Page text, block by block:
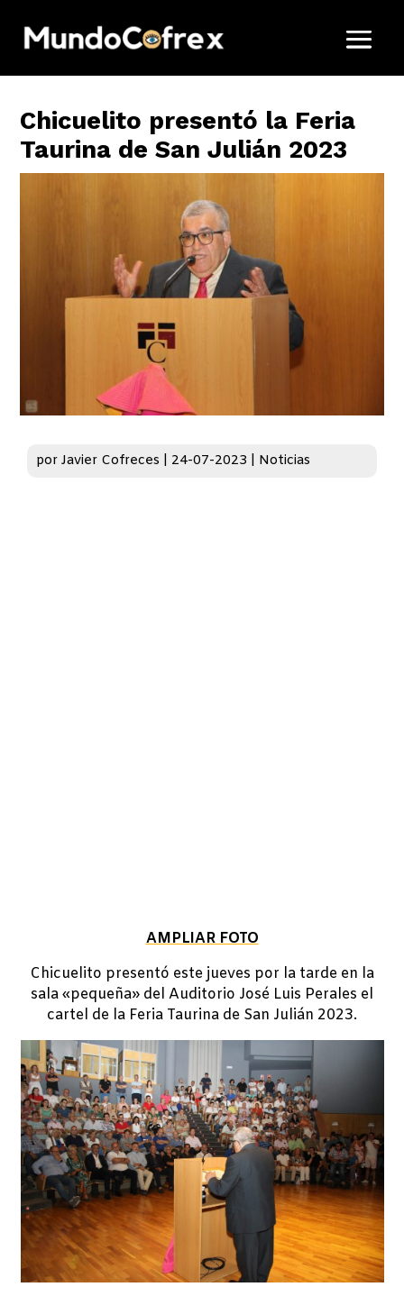
Chicuelito presentó la Feria
Taurina de San Julián 2023
porJavier Cofreces 24-07-2023 Noticias
AMPLIAR FOTO
Chicuelito presentó este jueves por la tarde en la
sala «pequeña» del Auditorio José Luis Perales el
cartel de la Feria Taurina de San Julián 2023.